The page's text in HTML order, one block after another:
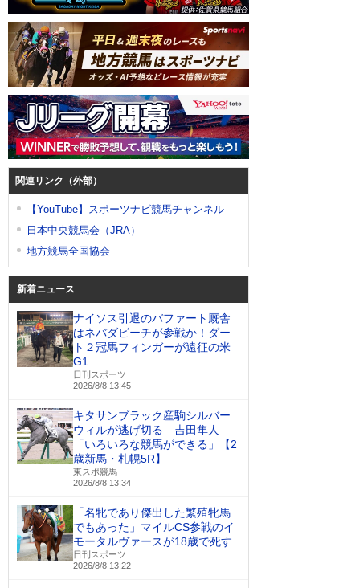
関連リンク（外部）
【YouTube】スポーツナビ競馬チャンネル
日本中央競馬会（JRA）
地方競馬全国協会
新着ニュース
ナイソス引退のバファート厩舎
はネバダビーチが参戦か！ダー
ト２冠馬フィンガーが遠征の米
G1
日刊スポーツ
2026/8/8 13:45
キタサンブラック産駒シルバー
ウィルが逃げ切る 吉田隼人
「いろいろな競馬ができる」【2
歳新馬・札幌5R】
東スポ競馬
2026/8/8 13:34
「名牝であり傑出した繁殖牝馬
でもあった」マイルCS参戦のイ
モータルヴァースが18歳で死す
日刊スポーツ
2026/8/8 13:22